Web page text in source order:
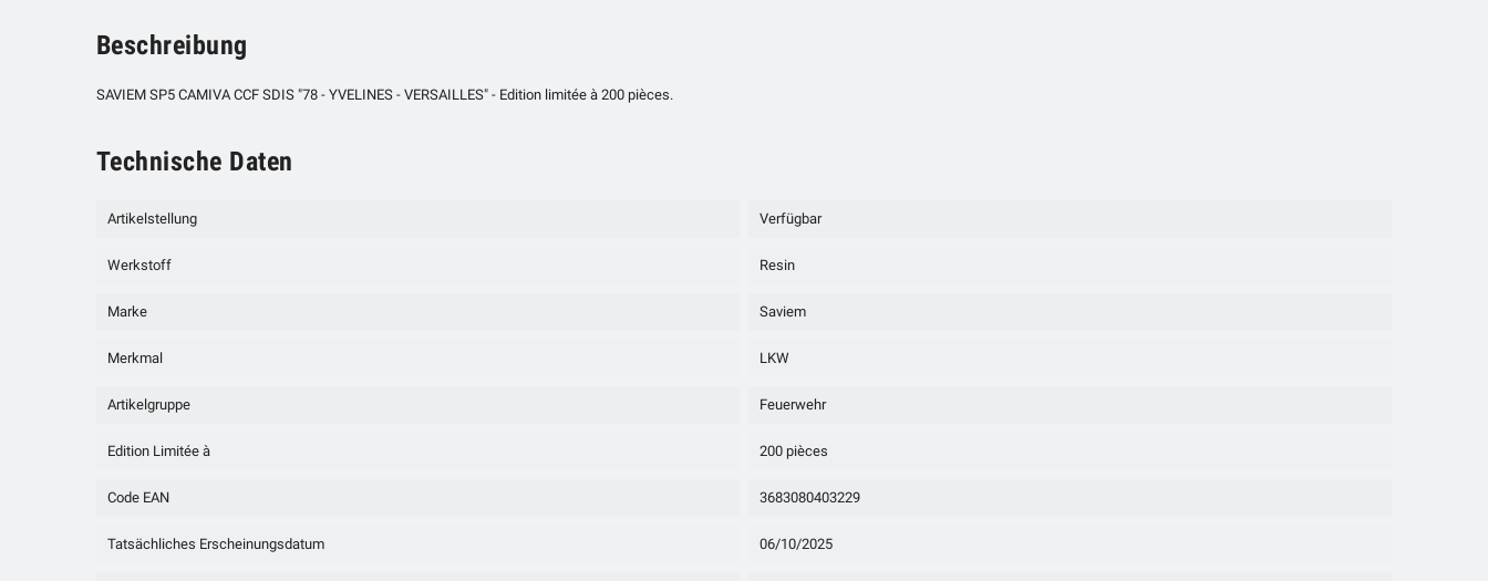
Beschreibung
SAVIEM SP5 CAMIVA CCF SDIS "78 - YVELINES - VERSAILLES" - Edition limitée à 200 pièces.
Technische Daten
Artikelstellung Verfügbar
Werkstoff Resin
Marke Saviem
Merkmal LKW
Artikelgruppe Feuerwehr
Edition Limitée à 200 pièces
Code EAN 3683080403229
Tatsächliches Erscheinungsdatum 06/10/2025